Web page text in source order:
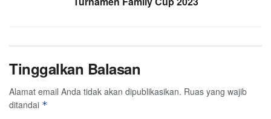
Tinggalkan Balasan
Alamat email Anda tidak akan dipublikasikan. Ruas yang wajib
ditandai *